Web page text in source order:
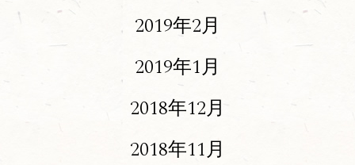
2019年2月
2019年1月
2018年12月
2018年11月